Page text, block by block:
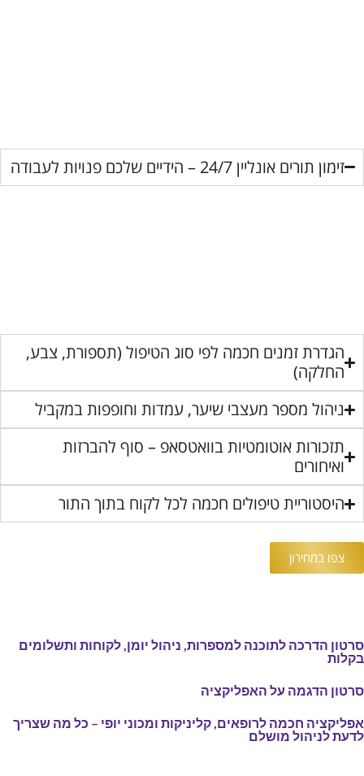
זימון תורים אונליין 24/7 – הידיים שלכם פנויות לעבודה
הגדרת זמנים חכמה לפי סוג הטיפול (תספורת, צבע,
החלקה)
ניהול מספר מעצבי שיער, עמדות וחופפות במקביל
תזכורות אוטומטיות בוואטסאפ – סוף להברזות
ואיחורים
היסטוריית טיפולים חכמה לכל לקוח בתוך התור
צפו במחירון
סרטון הדרכה לתוכנה למספרות, ניהול יומן, לקוחות ותשלומים
בקלות
סרטון הדגמה על האפליקציה
אפליקציה חכמה לרופאים, קליניקות ומכוני יופי – כל מה שצריך
לדעת לניהול מושלם